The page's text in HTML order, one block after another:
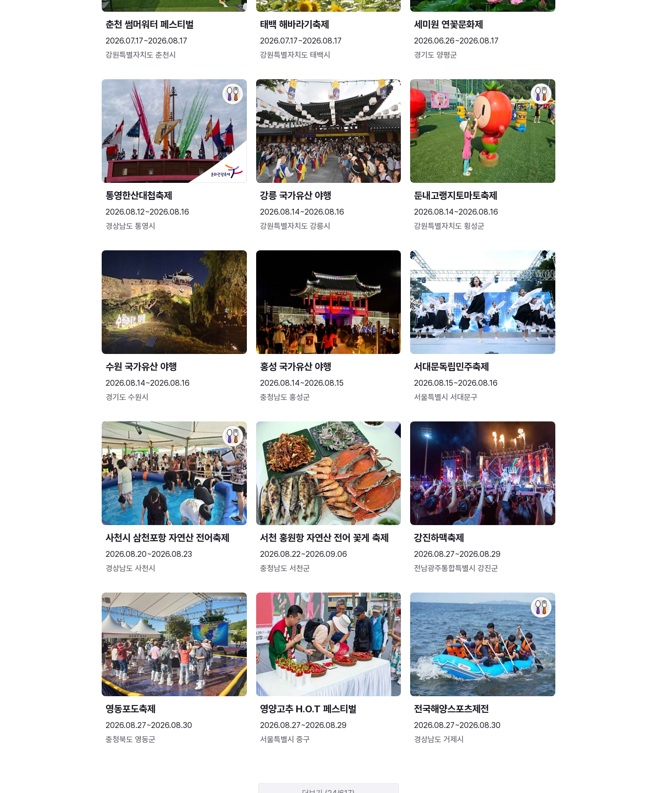
춘천 썸머워터 페스티벌
2026.07.17~2026.08.17
강원특별자치도 춘천시
태백 해바라기축제
2026.07.17~2026.08.17
강원특별자치도 태백시
세미원 연꽃문화제
2026.06.26~2026.08.17
경기도 양평군
통영한산대첩축제
2026.08.12~2026.08.16
경상남도 통영시
강릉 국가유산 야행
2026.08.14~2026.08.16
강원특별자치도 강릉시
둔내고랭지토마토축제
2026.08.14~2026.08.16
강원특별자치도 횡성군
수원 국가유산 야행
2026.08.14~2026.08.16
경기도 수원시
홍성 국가유산 야행
2026.08.14~2026.08.15
충청남도 홍성군
서대문독립민주축제
2026.08.15~2026.08.16
서울특별시 서대문구
사천시 삼천포항 자연산 전어축제
2026.08.20~2026.08.23
경상남도 사천시
서천 홍원항 자연산 전어 꽃게 축제
2026.08.22~2026.09.06
충청남도 서천군
강진하맥축제
2026.08.27~2026.08.29
전남광주통합특별시 강진군
영동포도축제
2026.08.27~2026.08.30
충청북도 영동군
영양고추 H.O.T 페스티벌
2026.08.27~2026.08.29
서울특별시 중구
전국해양스포츠제전
2026.08.27~2026.08.30
경상남도 거제시